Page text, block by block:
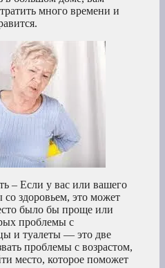
много времени и
– Если у вас или вашего
здоровьем, это может
было бы проще или
проблемы с
и туалеты — это две
проблемы с возрастом,
место, которое поможет